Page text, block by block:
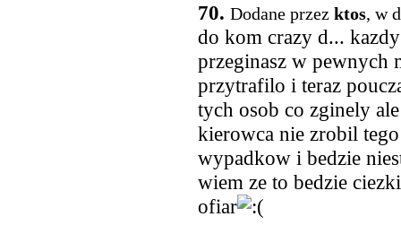
70. Dodane przez ktos, w
do kom crazy d...
przeginasz w pewnych
przytrafilo i teraz
tych osob co zginely
kierowca nie zrobil
wypadkow i bedzie
wiem ze to bedzie
ofiar